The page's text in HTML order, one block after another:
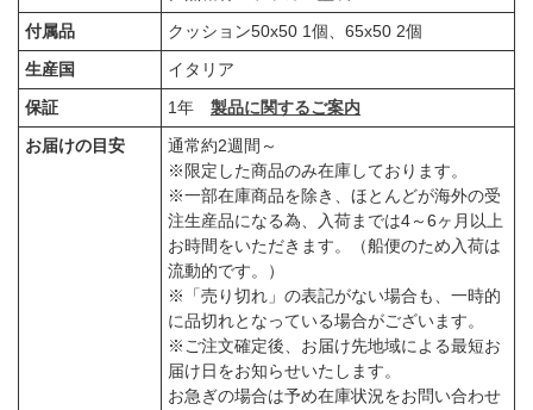
付属品
クッション50x50 1個、65x50 2個
生産国
イタリア
保証
1年 製品に関するご案内
お届けの目安
通常約2週間～
※限定した商品のみ在庫しております。
※一部在庫商品を除き、ほとんどが海外の受
注生産品になる為、入荷までは4～6ヶ月以上
お時間をいただきます。（船便のため入荷は
流動的です。）
※「売り切れ」の表記がない場合も、一時的
に品切れとなっている場合がございます。
※ご注文確定後、お届け先地域による最短お
届け日をお知らせいたします。
お急ぎの場合は予め在庫状況をお問い合わせ